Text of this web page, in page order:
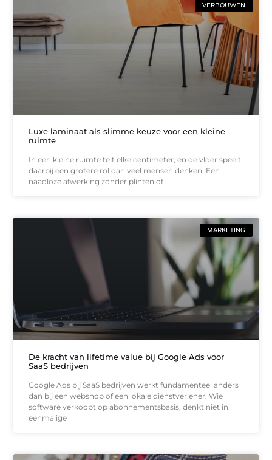
VERBOUWEN
Luxe laminaat als slimme keuze voor een kleine
ruimte
In een kleine ruimte telt elke centimeter, en de vloer speelt
daarbij een grotere rol dan veel mensen denken. Een
naadloze afwerking zonder plinten of
MARKETING
De kracht van lifetime value bij Google Ads voor
SaaS bedrijven
Google Ads bij SaaS bedrijven werkt fundamenteel anders
dan bij een webshop of een lokale dienstverlener. Wie
software verkoopt op abonnementsbasis, denkt niet in
eenmalige